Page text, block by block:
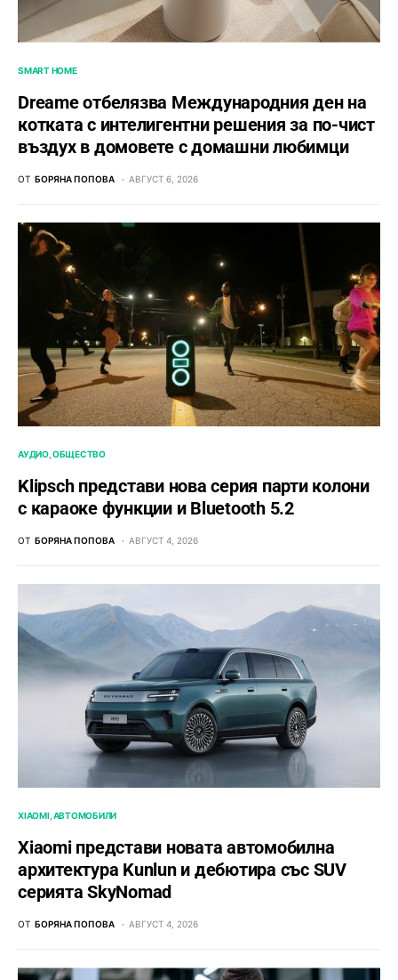
SMART HOME
Dreame отбелязва Международния ден на
котката с интелигентни решения за по-чист
въздух в домовете с домашни любимци
ОТ БОРЯНА ПОПОВА АВГУСТ 6, 2026
АУДИО ОБЩЕСТВО
Klipsch представи нова серия парти колони
с караоке функции и Bluetooth 5.2
ОТ БОРЯНА ПОПОВА АВГУСТ 4, 2026
XIAOMI АВТОМОБИЛИ
Xiaomi представи новата автомобилна
архитектура Kunlun и дебютира със SUV
серията SkyNomad
ОТ БОРЯНА ПОПОВА АВГУСТ 4, 2026